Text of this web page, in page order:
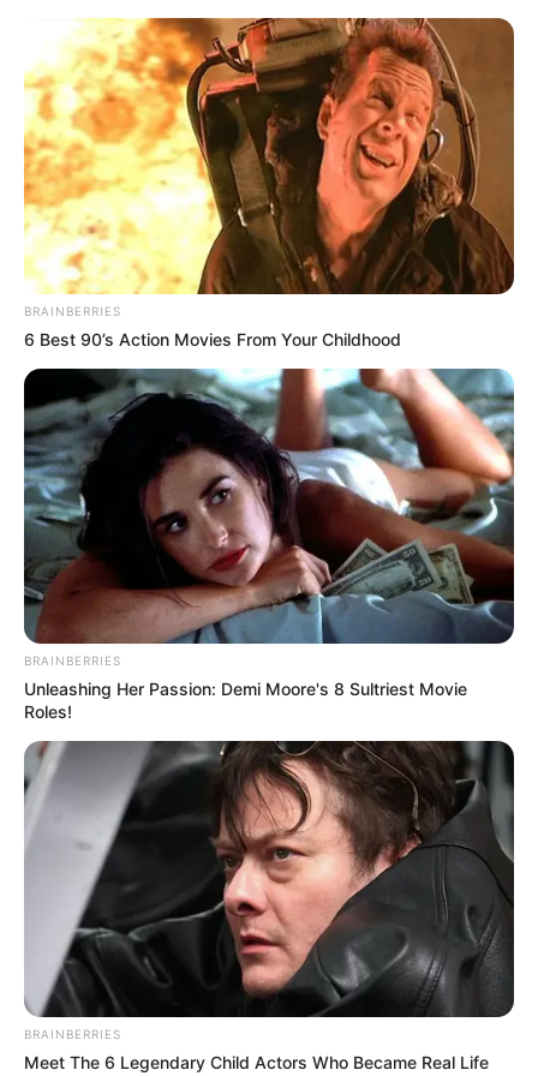
Bad Wurzach - Wurzacher Ried
Bad Wurzach Veranstaltungen Hotels
« zurück Bad Wurzach weiter»
Foto: Bad Wurzach
Bald ist Mariä Himmelfahrt: Sonnabend, den 15.08.2026
1989 wurde das Wurzacher Ried als eines der größten
noch intakten Hochmoorgebiete Mitteleuropas mit dem
BRAINBERRIES
6 Best 90’s Action Movies From Your Childhood
BRAINBERRIES
Unleashing Her Passion: Demi Moore's 8 Sultriest Movie
Roles!
BRAINBERRIES
Meet The 6 Legendary Child Actors Who Became Real Life